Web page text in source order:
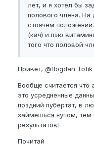
лет, и я хотел бы
полового члена. На
стоячем
(кач) и пью
того что половой
Привет, @Bogdan Tofik
Вообще считается что
это усредненные
поздний пубертат, в
займёшься нупом,
результатов!
Почитай